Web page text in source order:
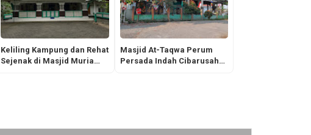
Keliling Kampung dan Rehat
Sejenak di Masjid Muria
Masjid At-Taqwa Perum
Persada Indah Cibarusah